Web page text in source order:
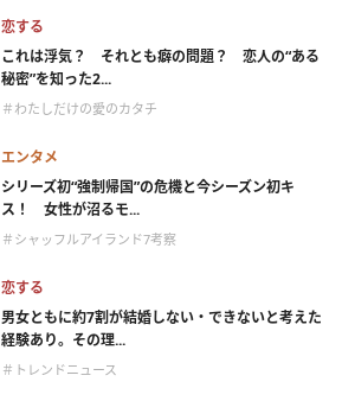
恋する
これは浮気？ それとも癖の問題？ 恋人の“ある
秘密”を知った2...
＃わたしだけの愛のカタチ
エンタメ
シリーズ初“強制帰国”の危機と今シーズン初キ
ス！ 女性が沼るモ...
＃シャッフルアイランド7考察
恋する
男女ともに約7割が結婚しない・できないと考えた
経験あり。その理...
＃トレンドニュース